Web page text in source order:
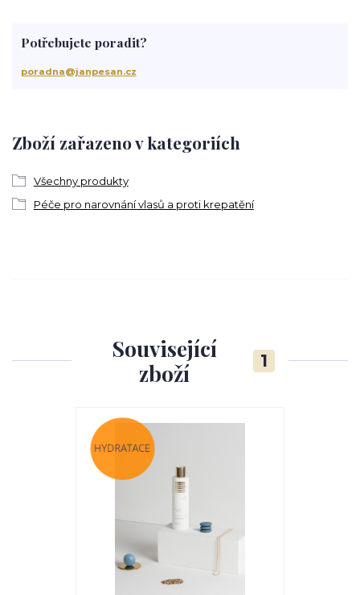
Zboží zařazeno v kategoriích
Všechny produkty
Péče pro narovnání vlasů a proti krepatění
Potřebujete poradit?
poradna@janpesan.cz
Související
zboží
1